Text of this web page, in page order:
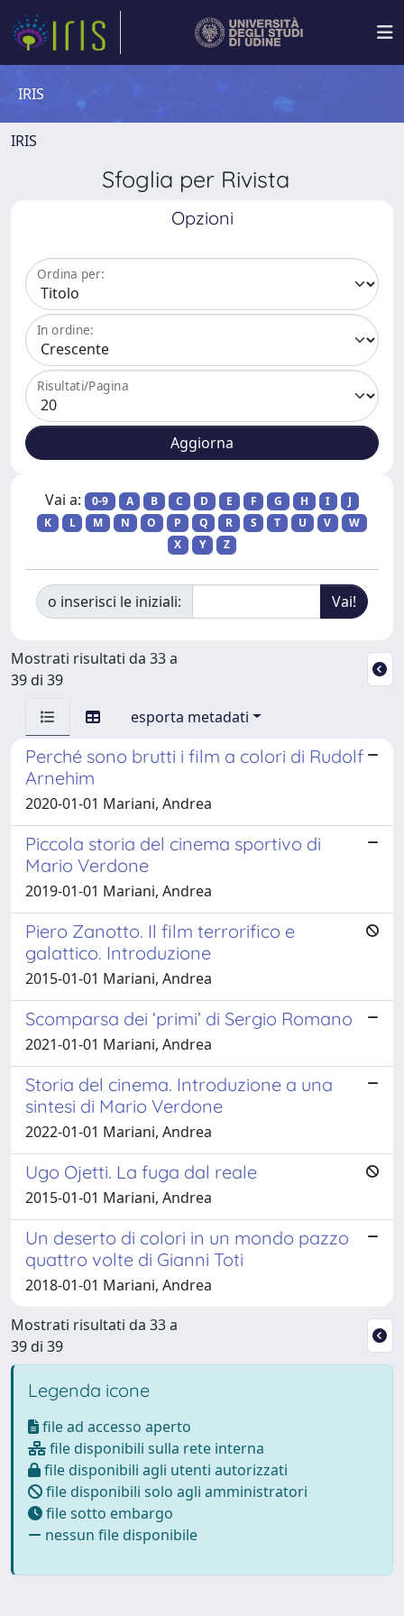
IRIS
IRIS
Sfoglia per Rivista
Opzioni
Ordina per:
In ordine:
Risultati/Pagina
Vai a: 0-9 A B C D E F G H I
J
K
L M N O P Q R S T U V
W
X
Y Z
o inserisci le iniziali:
Mostrati risultati da 33 a
39 di 39
esporta metadati
Perché sono brutti i film a colori di Rudolf
Arnehim
2020-01-01 Mariani, Andrea
Piccola storia del cinema sportivo di
Mario Verdone
2019-01-01 Mariani, Andrea
Piero Zanotto. Il film terrorifico e
galattico. Introduzione
2015-01-01 Mariani, Andrea
Scomparsa dei ‘primi’ di Sergio Romano
2021-01-01 Mariani, Andrea
Storia del cinema. Introduzione a una
sintesi di Mario Verdone
2022-01-01 Mariani, Andrea
Ugo Ojetti. La fuga dal reale
2015-01-01 Mariani, Andrea
Un deserto di colori in un mondo pazzo
quattro volte di Gianni Toti
2018-01-01 Mariani, Andrea
Mostrati risultati da 33 a
39 di 39
Legenda icone
file ad accesso aperto
file disponibili sulla rete interna
file disponibili agli utenti autorizzati
file disponibili solo agli amministratori
file sotto embargo
nessun file disponibile